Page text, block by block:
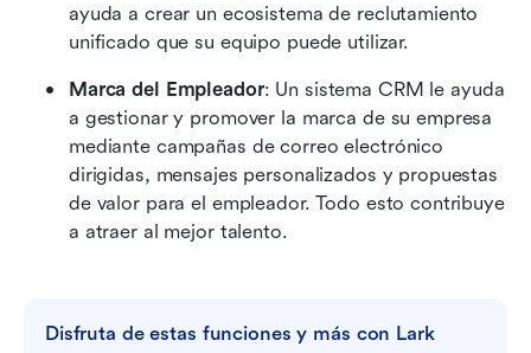
ayuda a crear un ecosistema de reclutamiento
unificado que su equipo puede utilizar.
Marca del Empleador: Un sistema CRM le ayuda
a gestionar y promover la marca de su empresa
mediante campañas de correo electrónico
dirigidas, mensajes personalizados y propuestas
de valor para el empleador. Todo esto contribuye
a atraer al mejor talento.
Disfruta de estas funciones y más con Lark